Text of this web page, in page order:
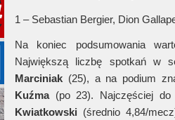
1 – Sebastian Bergier, Dion
Na koniec podsumowania
Największą liczbę spotkań w
Marciniak (25), a na podium
Kuźma(po 23). Najczęściej do
Kwiatkowski (średnio 4,84/